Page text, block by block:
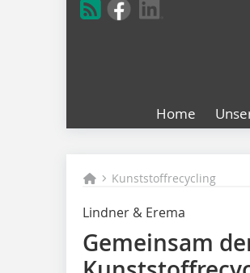
Home
Kunststoffrecycling
Lindner & Erema
Gemeinsam